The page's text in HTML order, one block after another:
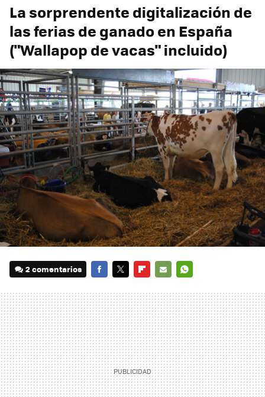
La sorprendente digitalización de
las ferias de ganado en España
("Wallapop de vacas" incluido)
2 comentarios
MAIL